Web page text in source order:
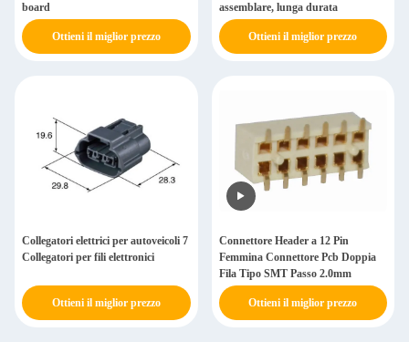
board
Ottieni il miglior prezzo
assemblare, lunga durata
Ottieni il miglior prezzo
Collegatori elettrici per autoveicoli 7
Collegatori per fili elettronici
Ottieni il miglior prezzo
Connettore Header a 12 Pin
Femmina Connettore Pcb Doppia
Fila Tipo SMT Passo 2.0mm
Ottieni il miglior prezzo